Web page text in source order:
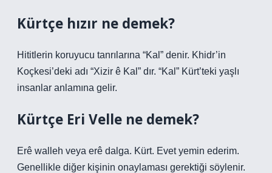
Kürtçe hızır ne demek?
Hititlerin koruyucu tanrılarına “Kal” denir. Khidr’in
Koçkesi’deki adı “Xizir ê Kal” dır. “Kal” Kürt’teki yaşlı
insanlar anlamına gelir.
Kürtçe Eri Velle ne demek?
Erê walleh veya erê dalga. Kürt. Evet yemin ederim.
Genellikle diğer kişinin onaylaması gerektiği söylenir.